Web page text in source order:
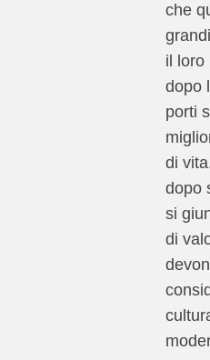
che
il loro
dopo
porti
di
dopo
si
di